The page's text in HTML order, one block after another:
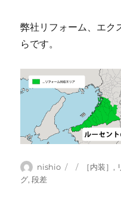
弊社リフォーム、エク
らです。
投
稿
nishio
投
カ［内装］,
グ,段差